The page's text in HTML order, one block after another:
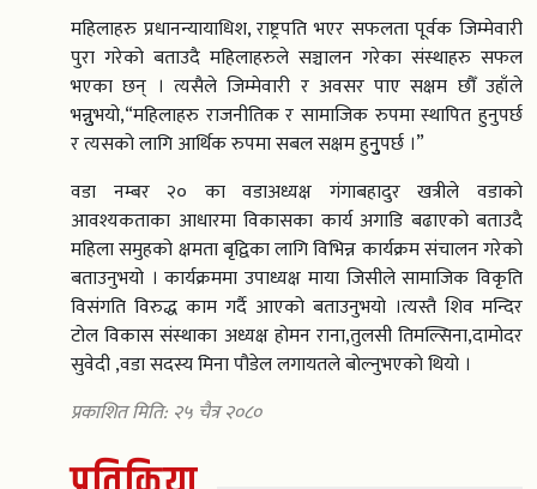
महिलाहरु प्रधानन्यायाधिश, राष्ट्रपति भएर सफलता पूर्वक जिम्मेवारी
पुरा गरेको बताउदै महिलाहरुले सञ्चालन गरेका संस्थाहरु सफल
भएका छन् । त्यसैले जिम्मेवारी र अवसर पाए सक्षम छौँ उहाँले
भन्नुुभयो,“महिलाहरु राजनीतिक र सामाजिक रुपमा स्थापित हुनुपर्छ
र त्यसको लागि आर्थिक रुपमा सबल सक्षम हुनुुुपर्छ ।”
वडा नम्बर २० का वडाअध्यक्ष गंगाबहादुर खत्रीले वडाको
आवश्यकताका आधारमा विकासका कार्य अगाडि बढाएको बताउदै
महिला समुहको क्षमता बृद्विका लागि विभिन्न कार्यक्रम संचालन गरेको
बताउनुभयो । कार्यक्रममा उपाध्यक्ष माया जिसीले सामाजिक विकृति
विसंगति विरुद्ध काम गर्दै आएको बताउनुभयो ।त्यस्तै शिव मन्दिर
टोल विकास संस्थाका अध्यक्ष होमन राना,तुलसी तिमल्सिना,दामोदर
सुवेदी ,वडा सदस्य मिना पौडेल लगायतले बोल्नुभएको थियो ।
प्रकाशित मिति: २५ चैत्र २०८०